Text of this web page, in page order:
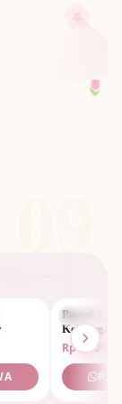
🌷
🌸
PARCEL
Parcel
Keluarga
Rp